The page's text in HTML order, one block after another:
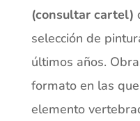
(consultar cartel)
selección de
últimos años.
formato en las
elemento